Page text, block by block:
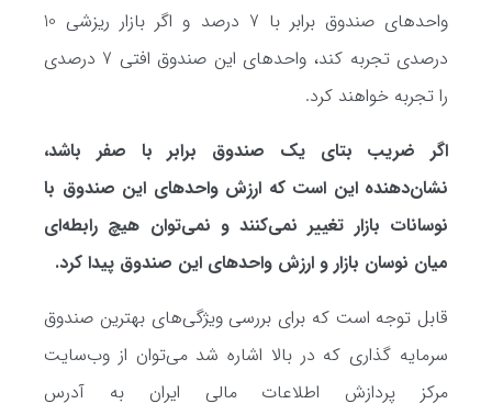
واحدهای صندوق برابر با 7 درصد و اگر بازار ریزشی 10
درصدی تجربه کند، واحدهای این صندوق افتی 7 درصدی
را تجربه خواهند کرد.
اگر ضریب بتای یک صندوق برابر با صفر باشد،
نشان‌دهنده این است که ارزش واحدهای این صندوق با
نوسانات بازار تغییر نمی‌کنند و نمی‌توان هیچ رابطه‌ای
میان نوسان بازار و ارزش واحدهای این صندوق پیدا کرد.
قابل توجه است که برای بررسی ویژگی‌های بهترین صندوق
سرمایه گذاری که در بالا اشاره شد می‌توان از وب‌سایت
مرکز پردازش اطلاعات مالی ایران به آدرس